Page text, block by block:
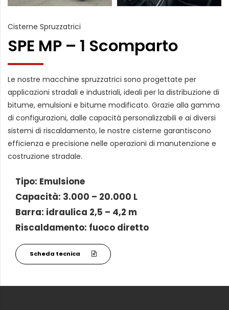
Cisterne Spruzzatrici
SPE MP – 1 Scomparto
Le nostre macchine spruzzatrici sono progettate per
applicazioni stradali e industriali, ideali per la distribuzione di
bitume, emulsioni e bitume modificato. Grazie alla gamma
di configurazioni, dalle capacità personalizzabili e ai diversi
sistemi di riscaldamento, le nostre cisterne garantiscono
efficienza e precisione nelle operazioni di manutenzione e
costruzione stradale.
Tipo: Emulsione
Capacità: 3.000 – 20.000 L
Barra: idraulica 2,5 – 4,2 m
Riscaldamento: fuoco diretto
Scheda tecnica